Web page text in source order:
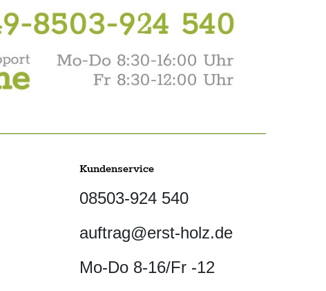
Kundenservice
08503-924 540
auftrag@erst-holz.de
Mo-Do 8-16/Fr -12